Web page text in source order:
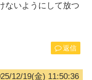
ないようにして放つ
返信
12/19(金) 11:50:36